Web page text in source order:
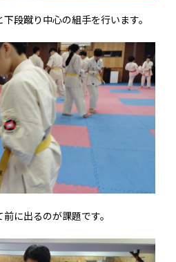
段蹴り中心の組手を行います。
に出るのが課題です。